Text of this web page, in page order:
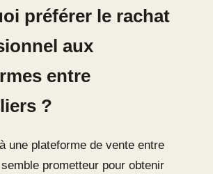
préférer le rachat
aux
entre
?
une plateforme de vente entre
prometteur pour obtenir